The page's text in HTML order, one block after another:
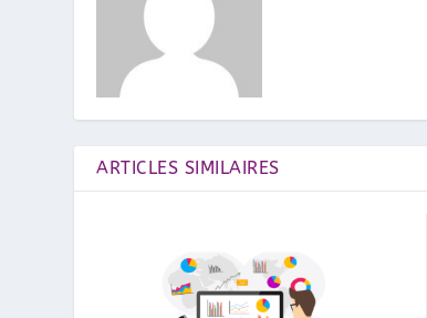
ARTICLES SIMILAIRES